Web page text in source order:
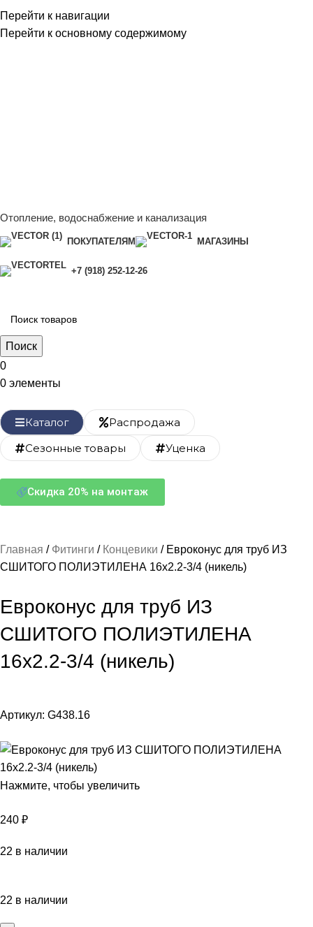
Перейти к навигации
Перейти к основному содержимому
Отопление, водоснабжение и канализация
ПОКУПАТЕЛЯМ МАГАЗИНЫ
+7 (918) 252-12-26
Поиск
0
0 элементы
Каталог
Распродажа
Сезонные товары
Уценка
Скидка 20% на монтаж
Главная Фитинги Концевики
Евроконус для труб ИЗ
СШИТОГО ПОЛИЭТИЛЕНА 16х2.2-3/4 (никель)
Евроконус для труб ИЗ
СШИТОГО ПОЛИЭТИЛЕНА
16х2.2-3/4 (никель)
Артикул: G438.16
Нажмите, чтобы увеличить
240 ₽
22 в наличии
22 в наличии